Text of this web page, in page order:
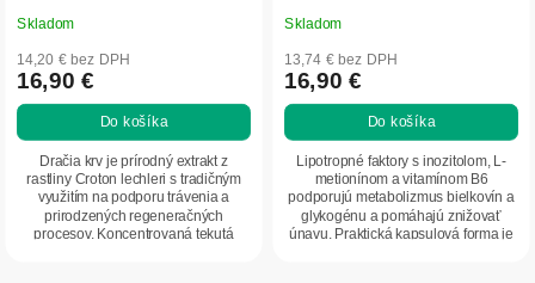
Skladom
14,20 € bez DPH
16,90 €
Do košíka
Dračia krv je prírodný extrakt z
rastliny Croton lechleri s tradičným
využitím na podporu trávenia a
prirodzených regeneračných
procesov. Koncentrovaná tekutá
Skladom
13,74 € bez DPH
16,90 €
Do košíka
Lipotropné faktory s inozitolom, L-
metionínom a vitamínom B6
podporujú metabolizmus bielkovín a
glykogénu a pomáhajú znižovať
únavu. Praktická kapsulová forma je